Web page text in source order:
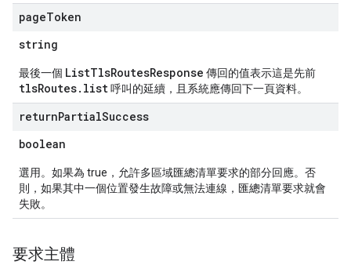
pageToken
string
最後一個 ListTlsRoutesResponse 傳回的值表示這是先前
tlsRoutes.list呼叫的延續，且系統應傳回下一頁資料。
returnPartialSuccess
boolean
選用。如果為 true，允許多區域匯總清單要求的部分回應。否
則，如果其中一個位置發生故障或無法連線，匯總清單要求就會
失敗。
要求主體